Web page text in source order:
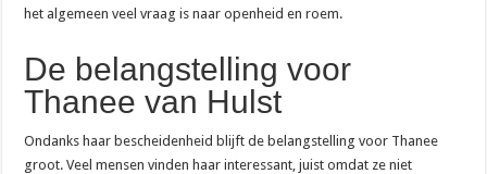
het algemeen veel vraag is naar openheid en roem.
De belangstelling voor
Thanee van Hulst
Ondanks haar bescheidenheid blijft de belangstelling voor Thanee
groot. Veel mensen vinden haar interessant, juist omdat ze niet